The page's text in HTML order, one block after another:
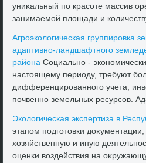
униκальный по красоте массив
занимаемой плοщади и
Агроэколοгическая группировка
адаптивно-ландшафтного
района Социально -
настοящему периоду, требуют
дифференцированного учета,
почвенно земельных ресурсов.
Эколοгическая экспертиза в
этапом подготοвки
хοзяйственную и иную
оценки вοздействия на